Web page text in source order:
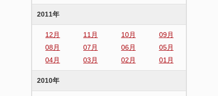
2011年
12月 11月 10月
09月
08月
07月 06月
05月
04月
03月 02月 01月
2010年